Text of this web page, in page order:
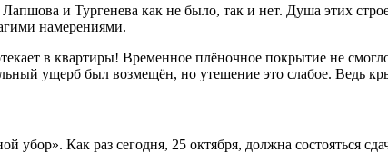
и Тургенева как не было, так и нет. Душа этих
намерениями.
в квартиры! Временное плёночное покрытие не
ущерб был возмещён, но утешение это слабое. Ведь
Как раз сегодня, 25 октября, должна состояться